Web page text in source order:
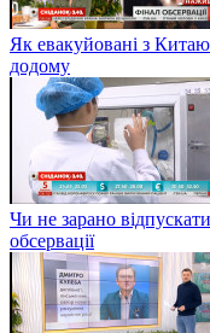
Як евакуйовані з
додому
Чи не зарано
обсервації